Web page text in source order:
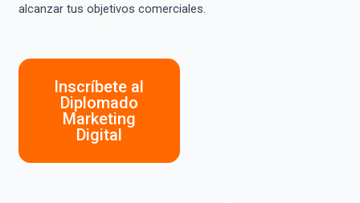
alcanzar tus objetivos comerciales.
Inscríbete al
Diplomado
Marketing
Digital